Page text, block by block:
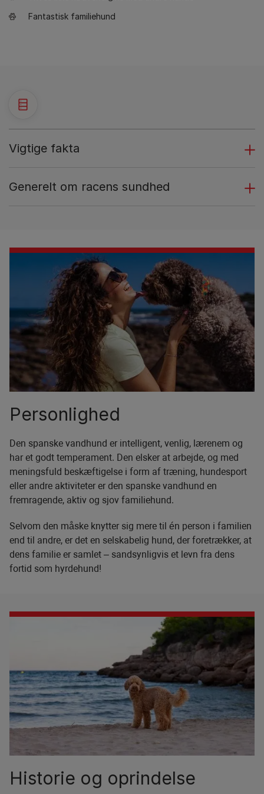
Fantastisk familiehund
Vigtige fakta
Generelt om racens sundhed
Personlighed
Den spanske vandhund er intelligent, venlig, lærenem og
har et godt temperament. Den elsker at arbejde, og med
meningsfuld beskæftigelse i form af træning, hundesport
eller andre aktiviteter er den spanske vandhund en
fremragende, aktiv og sjov familiehund.
Selvom den måske knytter sig mere til én person i familien
end til andre, er det en selskabelig hund, der foretrækker, at
dens familie er samlet – sandsynligvis et levn fra dens
fortid som hyrdehund!
Historie og oprindelse